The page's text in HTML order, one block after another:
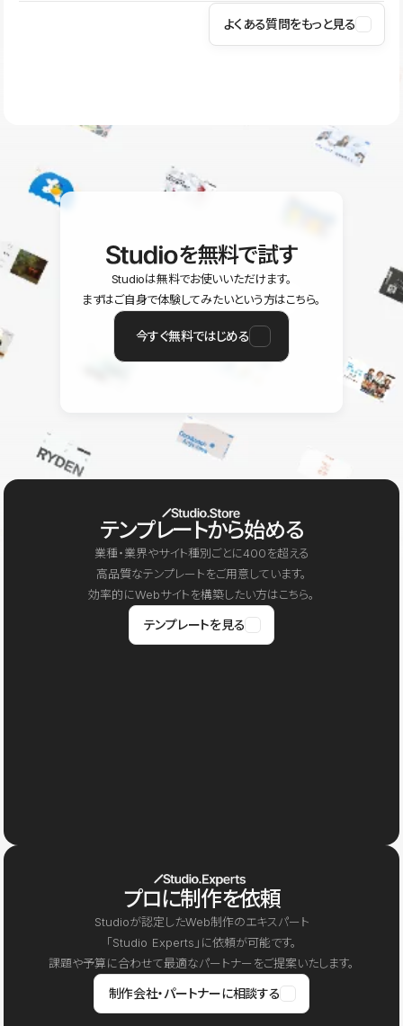
はSSL/TLSによる通信暗号化に対応しており、悪質なスクリプトの
操作方法や機能については、ヘルプセンターでご確認いただけま
ユーザー同士で質問・相談できるコミュニティもご利用ください。
よくある質問をもっと見る
を無料で試す
Studioは無料でお使いいただけます。
まずはご自身で体験してみたいという方はこちら。
今すぐ無料ではじめる
テンプレートから始める
業種・業界やサイト種別ごとに400を超える
高品質なテンプレートをご用意しています。
効率的にWebサイトを構築したい方はこちら。
テンプレートを見る
プロに制作を依頼
Studioが認定したWeb制作のエキスパート
「Studio Experts」に依頼が可能です。
課題や予算に合わせて最適なパートナーをご提案いたします。
制作会社・パートナーに相談する